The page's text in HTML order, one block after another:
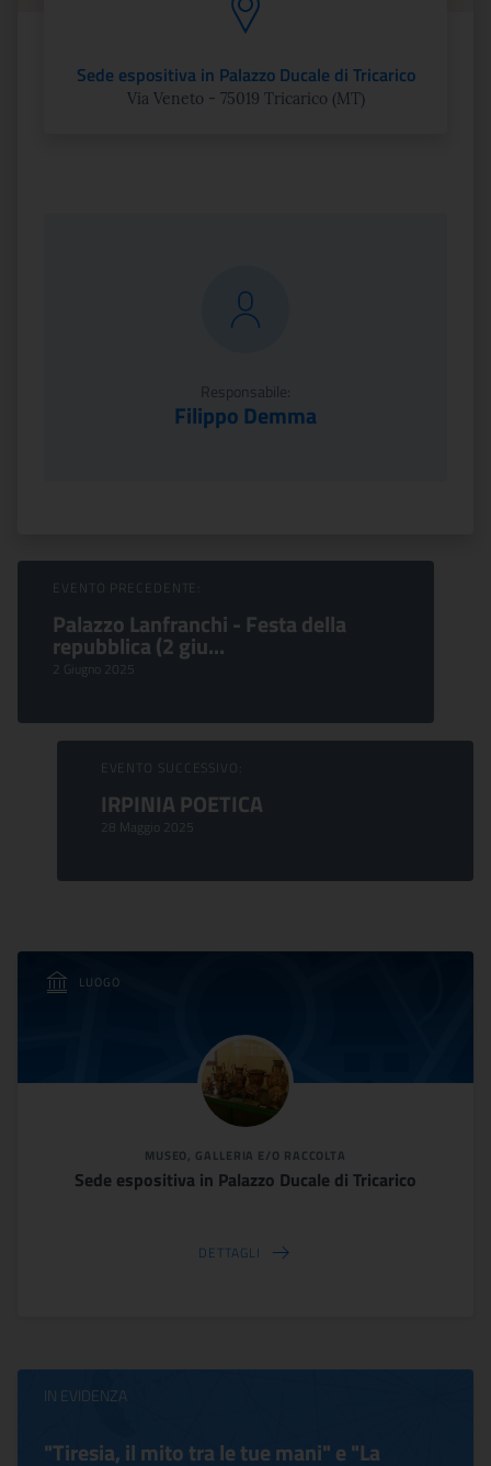
Sede espositiva in Palazzo Ducale di Tricarico
Via Veneto - 75019 Tricarico (MT)
Responsabile:
Filippo Demma
Sfoglia Eventi
EVENTO PRECEDENTE:
Palazzo Lanfranchi - Festa della
repubblica (2 giu...
2 Giugno 2025
EVENTO SUCCESSIVO:
IRPINIA POETICA
28 Maggio 2025
LUOGO
MUSEO, GALLERIA E/O RACCOLTA
Sede espositiva in Palazzo Ducale di Tricarico
DETTAGLI
IN EVIDENZA
"Tiresia, il mito tra le tue mani" e "La